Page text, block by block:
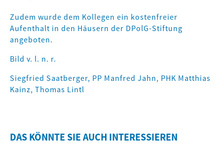
Zudem wurde dem Kollegen ein kostenfreier
Aufenthalt in den Häusern der DPolG-Stiftung
angeboten.
Bild v. l. n. r.
Siegfried Saatberger, PP Manfred Jahn, PHK Matthias
Kainz, Thomas Lintl
DAS KÖNNTE SIE AUCH INTERESSIEREN